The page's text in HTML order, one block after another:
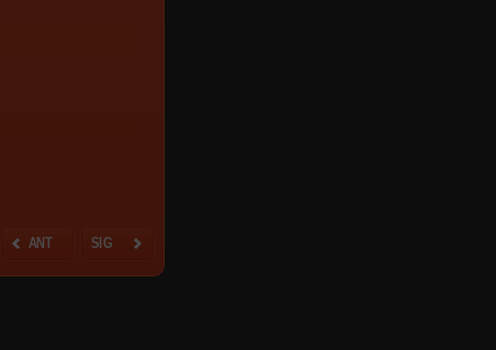
SIG
ANT